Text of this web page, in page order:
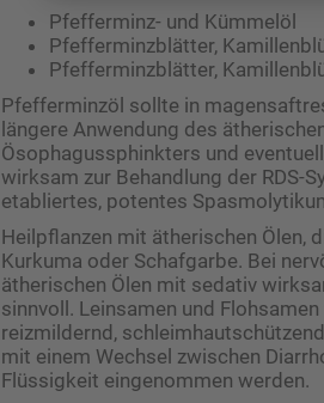
Pfefferminz- und Kümmelöl
Pfefferminzblätter,
Pfefferminzblätter,
Pfefferminzöl sollte in
längere Anwendung des
Ösophagussphinkters und
wirksam zur Behandlung der RDS-
etabliertes, potentes
Heilpflanzen mit ätherischen Ölen,
Kurkuma oder Schafgarbe. Bei
ätherischen Ölen mit sedativ
sinnvoll. Leinsamen und
reizmildernd,
mit einem Wechsel zwischen
Flüssigkeit eingenommen werden.